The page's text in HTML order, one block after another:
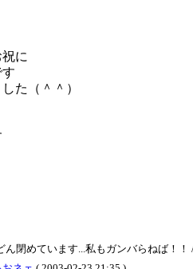
に
た（＾＾）
閉めています...私もガンバらねば！